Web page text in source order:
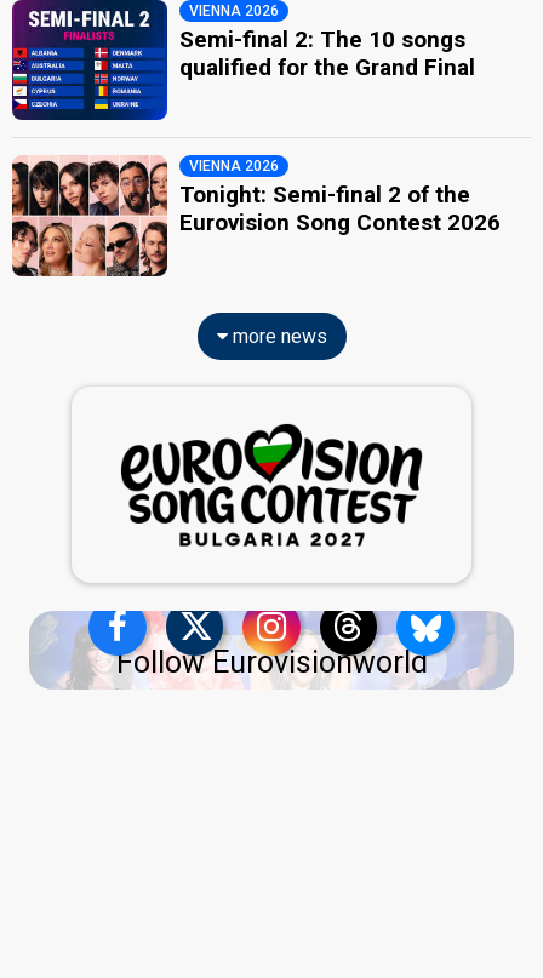
VIENNA 2026
Semi-final 2: The 10 songs
qualified for the Grand Final
VIENNA 2026
Tonight: Semi-final 2 of the
Eurovision Song Contest 2026
more news
Follow Eurovisionworld